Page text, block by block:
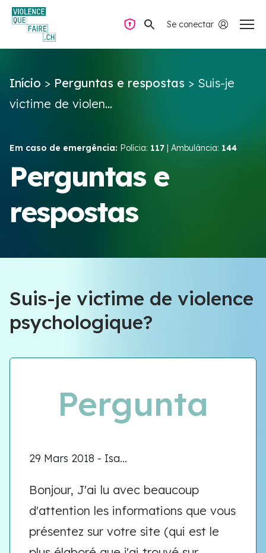
Se conectar
Perguntas e respostas
Violência no casal
Recursos e campanhas
Équipe VIOLENCE QUE FAIRE
Meet our team
Navegação privada
Início > Perguntas e respostas > Suis-je
victime de violen...
Em caso de emergência: Polícia: 117 | Ambulância: 144
Perguntas e
respostas
Suis-je victime de violence
psychologique?
Pergunta
29 Mars 2018 - Isa...
Bonjour, J'ai lu avec beaucoup
d'attention les informations que vous
présentez sur votre site (qui est le